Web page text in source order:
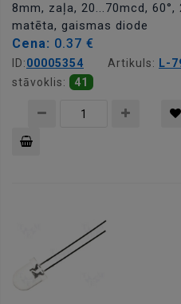
8mm, zaļa, 20...70mcd, 60°,
matēta, gaismas diode
Cena: 0.37 €
ID:00005354 Artikuls: L-
stāvoklis:
41